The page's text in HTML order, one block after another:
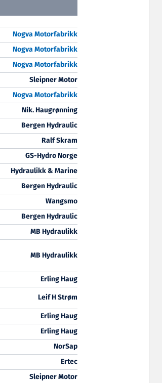
Nogva Motorfabrikk
Nogva Motorfabrikk
Nogva Motorfabrikk
Sleipner Motor
Nogva Motorfabrikk
Nik. Haugrønning
Bergen Hydraulic
Ralf Skram
GS-Hydro Norge
Hydraulikk & Marine
Bergen Hydraulic
Wangsmo
Bergen Hydraulic
MB Hydraulikk
MB Hydraulikk
Erling Haug
Leif H Strøm
Erling Haug
Erling Haug
NorSap
Ertec
Sleipner Motor